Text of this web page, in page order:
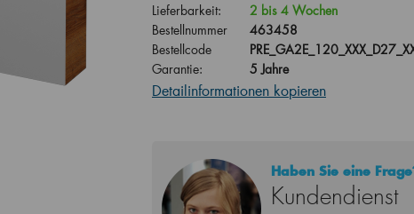
Lieferbarkeit:
2 bis 4 Wochen
Bestellnummer
463458
Bestellcode
Garantie:
5 Jahre
Detailinformationen kopieren
Haben Sie eine
Kundendienst